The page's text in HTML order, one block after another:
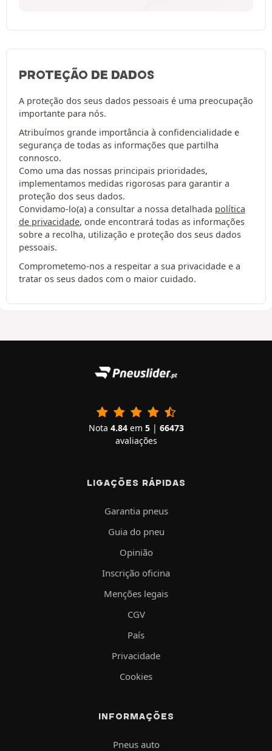
PROTEÇÃO DE DADOS
A proteção dos seus dados pessoais é uma preocupação
importante para nós.
Atribuímos grande importância à confidencialidade e
segurança de todas as informações que partilha
connosco.
Como uma das nossas principais prioridades,
implementamos medidas rigorosas para garantir a
proteção dos seus dados.
Convidamo-lo(a) a consultar a nossa detalhada política
de privacidade, onde encontrará todas as informações
sobre a recolha, utilização e proteção dos seus dados
pessoais.
Comprometemo-nos a respeitar a sua privacidade e a
tratar os seus dados com o maior cuidado.
Nota 4.84em 5| 66473
avaliações
LIGAÇÕES RÁPIDAS
Garantia pneus
Guia do pneu
Opinião
Inscrição oficina
Menções legais
CGV
País
Privacidade
Cookies
INFORMAÇÕES
Pneus auto